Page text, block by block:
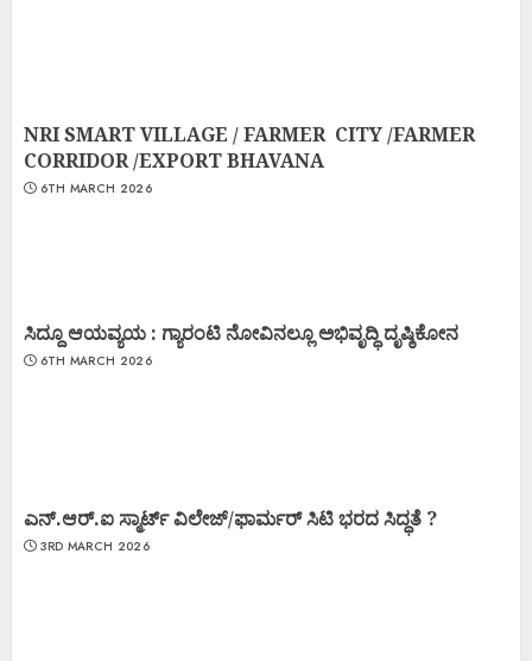
NRI SMART VILLAGE / FARMER CITY /FARMER
CORRIDOR /EXPORT BHAVANA
6TH MARCH 2026
ಸಿದ್ದೂ ಆಯವ್ಯಯ : ಗ್ಯಾರಂಟಿ ನೋವಿನಲ್ಲೂ ಅಭಿವೃದ್ಧಿ ದೃಷ್ಠಿಕೋನ
6TH MARCH 2026
ಎನ್.ಆರ್.ಐ ಸ್ಮಾರ್ಟ್ ವಿಲೇಜ್/ಫಾರ್ಮರ್ ಸಿಟಿ ಭರದ ಸಿದ್ಧತೆ ?
3RD MARCH 2026